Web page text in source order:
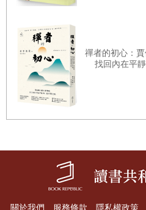
開始創生自家經典。那些承認
口傳再以書寫的方式記錄耶穌
聖經》中的「福音書」文類。
例如使徒保羅（the Apostle
需，也以書信傳遞其對信仰、
之需進行書寫：或撰寫神學論述
描繪天啟異象（apocalyptic
禪者的初心：
找回內在平
關於我們 服務條款 隱私權政策